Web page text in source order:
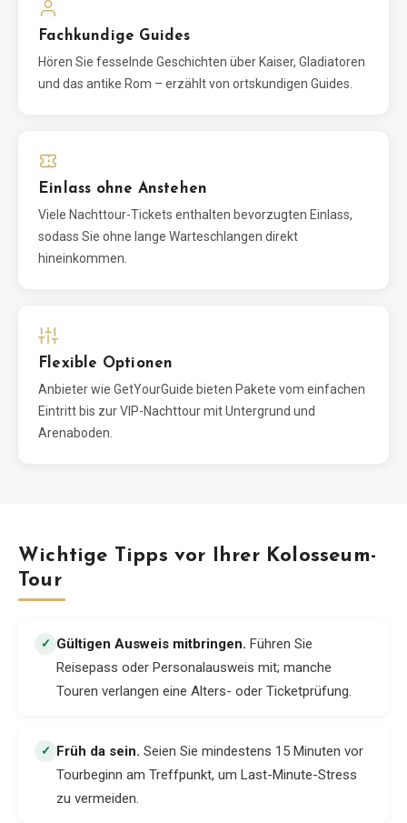
Fachkundige Guides
Hören Sie fesselnde Geschichten über Kaiser, Gladiatoren
und das antike Rom – erzählt von ortskundigen Guides.
Einlass ohne Anstehen
Viele Nachttour-Tickets enthalten bevorzugten Einlass,
sodass Sie ohne lange Warteschlangen direkt
hineinkommen.
Flexible Optionen
Anbieter wie GetYourGuide bieten Pakete vom einfachen
Eintritt bis zur VIP-Nachttour mit Untergrund und
Arenaboden.
Wichtige Tipps vor Ihrer Kolosseum-
Tour
✓ Gültigen Ausweis mitbringen. Führen Sie
Reisepass oder Personalausweis mit; manche
Touren verlangen eine Alters- oder Ticketprüfung.
✓ Früh da sein. Seien Sie mindestens 15 Minuten vor
Tourbeginn am Treffpunkt, um Last-Minute-Stress
zu vermeiden.